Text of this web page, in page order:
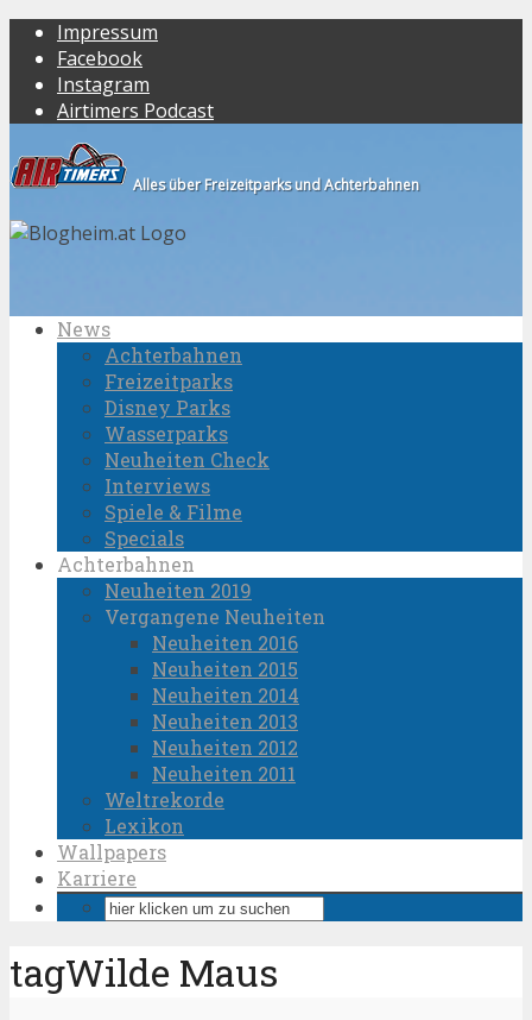
Impressum
Facebook
Instagram
Airtimers Podcast
Alles über Freizeitparks und Achterbahnen
News
Achterbahnen
Freizeitparks
Disney Parks
Wasserparks
Neuheiten Check
Interviews
Spiele & Filme
Specials
Achterbahnen
Neuheiten 2019
Vergangene Neuheiten
Neuheiten 2016
Neuheiten 2015
Neuheiten 2014
Neuheiten 2013
Neuheiten 2012
Neuheiten 2011
Weltrekorde
Lexikon
Wallpapers
Karriere
tagWilde Maus